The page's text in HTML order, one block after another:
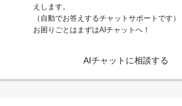
えします。
（自動でお答えするチャットサポートです）
お困りごとはまずはAIチャットへ！
AIチャットに相談する